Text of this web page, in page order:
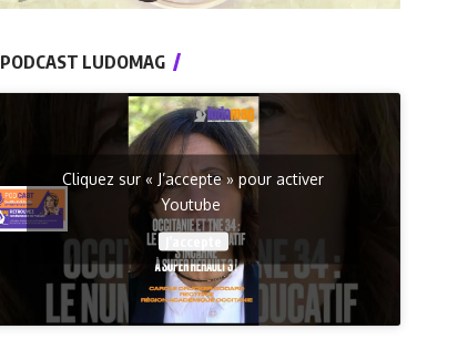
PODCAST LUDOMAG
Cliquez sur « J’accepte » pour activer
Youtube